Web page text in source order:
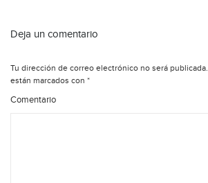
Deja un comentario
Tu dirección de correo electrónico no será publicada.
están marcados con *
Comentario